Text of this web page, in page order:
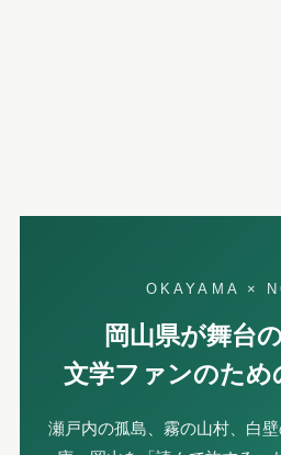
OKAYAMA ×
岡山県が舞台
文学ファンのため
瀬戸内の孤島、霧の山村、白